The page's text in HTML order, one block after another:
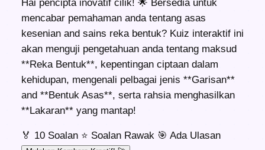
Hai pencipta inovatif cilik! 🌟 Bersedia untuk
mencabar pemahaman anda tentang asas
kesenian and sains reka bentuk? Kuiz interaktif ini
akan menguji pengetahuan anda tentang maksud
**Reka Bentuk**, kepentingan ciptaan dalam
kehidupan, mengenali pelbagai jenis **Garisan**
and **Bentuk Asas**, serta rahsia menghasilkan
**Lakaran** yang mantap!
🏅 10 Soalan ⭐ Soalan Rawak 🎯 Ada Ulasan